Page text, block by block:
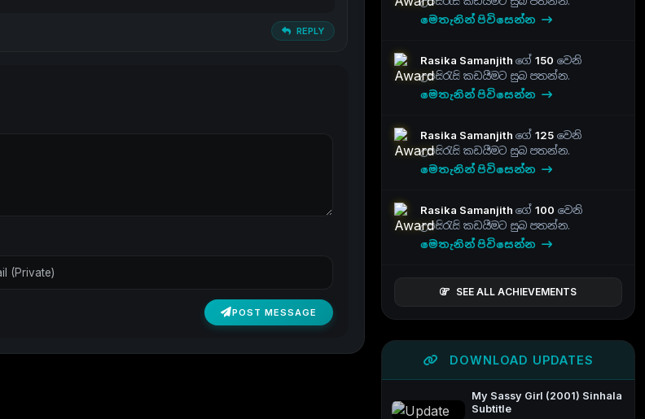
REPLY
POST MESSAGE
මෙතැනින් පිවිසෙන්න
Rasika Samanjith ගේ 150 වෙනි
උපසිරැසි කඩයීමට සුබ පතන්න.
මෙතැනින් පිවිසෙන්න
Rasika Samanjith ගේ 125 වෙනි
උපසිරැසි කඩයීමට සුබ පතන්න.
මෙතැනින් පිවිසෙන්න
Rasika Samanjith ගේ 100 වෙනි
උපසිරැසි කඩයීමට සුබ පතන්න.
මෙතැනින් පිවිසෙන්න
SEE ALL ACHIEVEMENTS
DOWNLOAD UPDATES
My Sassy Girl (2001) Sinhala
Subtitle